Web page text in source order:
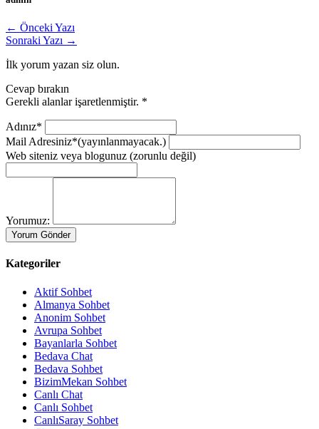
← Önceki Yazı
Sonraki Yazı →
İlk yorum yazan siz olun.
Cevap bırakın
Gerekli alanlar işaretlenmiştir. *
Adınız*
Mail Adresiniz*(yayınlanmayacak.)
Web siteniz veya blogunuz (zorunlu değil)
Yorumuz:
Kategoriler
Aktif Sohbet
Almanya Sohbet
Anonim Sohbet
Avrupa Sohbet
Bayanlarla Sohbet
Bedava Chat
Bedava Sohbet
BizimMekan Sohbet
Canlı Chat
Canlı Sohbet
CanlıSaray Sohbet